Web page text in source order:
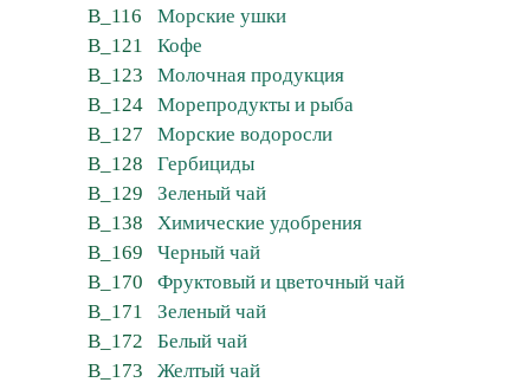
B_116
Морские ушки
B_121
Кофе
B_123
Молочная продукция
B_124
Морепродукты и рыба
B_127
Морские водоросли
B_128
Гербициды
B_129
Зеленый чай
B_138
Химические удобрения
B_169
Черный чай
B_170
Фруктовый и цветочный чай
B_171
Зеленый чай
B_172
Белый чай
B_173
Желтый чай